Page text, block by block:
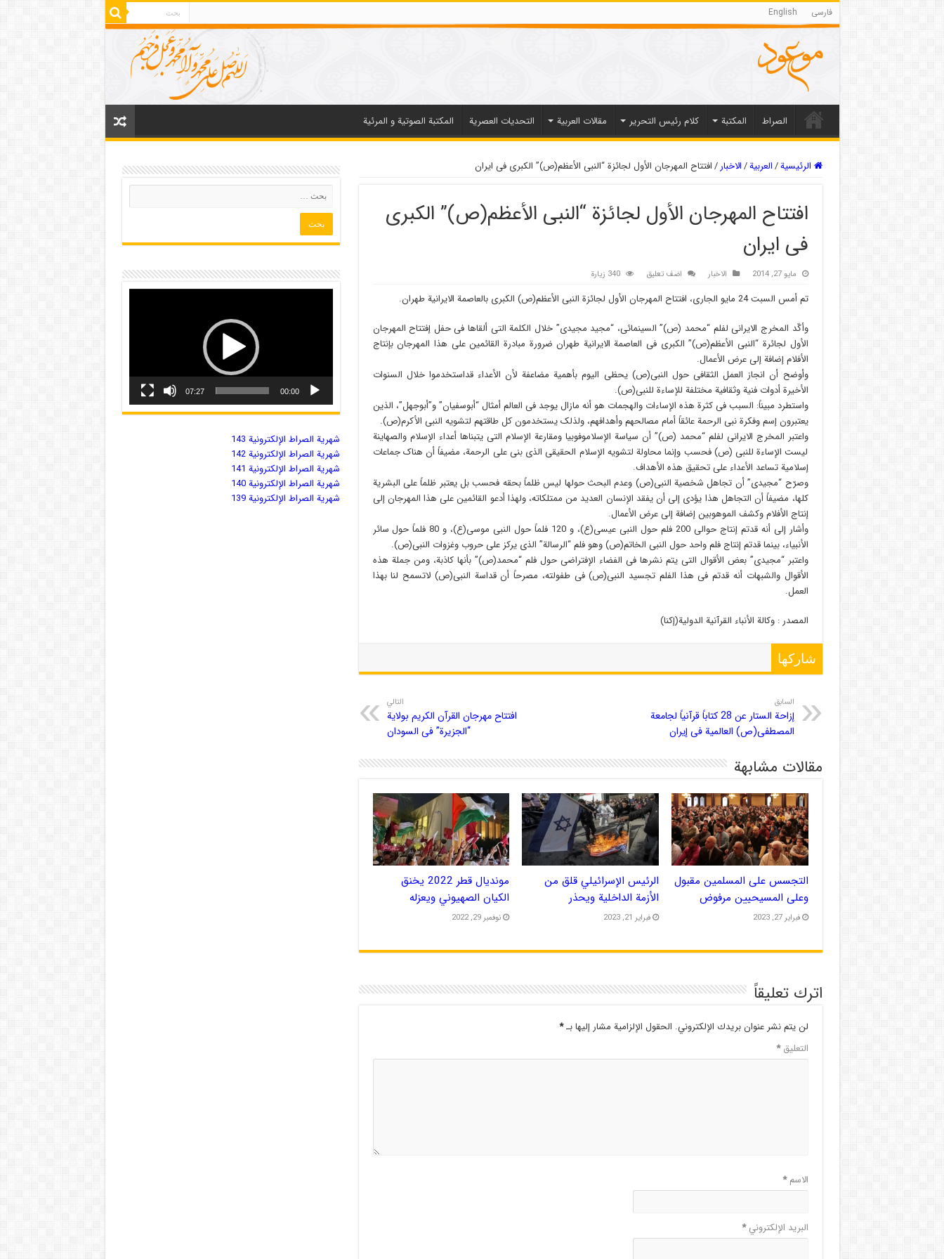
فارسی English
الصراط المکتبة كلام رئيس التحرير مقالات العربیة التحديات العصرية المكتبة الصوتية و المرئية
الرئيسية/العربیة/الاخبار /افتتاح المهرجان الأول لجائزة “النبی الأعظم(ص)” الکبرى فی ایران
افتتاح المهرجان الأول لجائزة “النبی الأعظم(ص)” الکبرى
فی ایران
مايو 27, 2014 الاخبار اضف تعليق 340 زيارة
تم أمس السبت 24 مایو الجاری، افتتاح المهرجان الأول لجائزة النبی الأعظم(ص) الکبرى بالعاصمة الایرانیة طهران.
وأکّد المخرج الایرانی لفلم “محمد (ص)” السینمائی، “مجید مجیدی” خلال الکلمة التی ألقاها فی حفل إفتتاح المهرجان
الأول لجائرة “النبی الأعظم(ص)” الکبرى فی العاصمة الایرانیة طهران ضرورة مبادرة القائمین علی هذا المهرجان بإنتاج
الأفلام إضافة إلی عرض الأعمال.
وأوضح أن انجاز العمل الثقافی حول النبی(ص) یحظی الیوم بأهمیة مضاعفة لأن الأعداء قداستخدموا خلال السنوات
الأخیرة أدوات فنیة وثقافیة مختلفة للإساءة للنبی(ص).
واستطرد مبیناً: السبب فی کثرة هذه الإساءات والهجمات هو أنه مازال یوجد فی العالم أمثال “أبوسفیان” و”أبوجهل”، الذین
یعتبرون إسم وفکرة نبی الرحمة عائقاً أمام مصالحهم وأهدافهم، ولذلک یستخدمون کل طاقتهم لتشویه النبی الأکرم(ص).
واعتبر المخرج الایرانی لفلم “محمد (ص)” أن سیاسة الإسلاموفوبیا ومقارعة الإسلام التی یتبناها أعداء الإسلام والصهاینة
لیست الإساءة للنبی (ص) فحسب وإنما محاولة لتشویه الإسلام الحقیقی الذی بنی علی الرحمة، مضیفاً أن هناک جماعات
إسلامیة تساعد الأعداء علی تحقیق هذه الأهداف.
وصرّح “مجیدی” أن تجاهل شخصیة النبی(ص) وعدم البحث حولها لیس ظلماً بحقه فحسب بل یعتبر ظلماً علی البشریة
کلها، مضیفاً أن التجاهل هذا یؤدی إلی أن یفقد الإنسان العدید من ممتلکاته، ولهذا أدعو القائمین علی هذا المهرجان إلی
إنتاج الأفلام وکشف الموهوبین إضافة إلی عرض الأعمال.
وأشار إلی أنه قدتم إنتاج حوالی 200 فلم حول النبی عیسی(ع)، و 120 فلماً حول النبی موسی(ع)، و 80 فلماً حول سائر
الأنبیاء، بینما قدتم إنتاج فلم واحد حول النبی الخاتم(ص) وهو فلم “الرسالة” الذی یرکز علی حروب وغزوات النبی(ص).
واعتبر “مجیدی” بعض الأقوال التی یتم نشرها فی الفضاء الإفتراضی حول فلم “محمد(ص)” بأنها کاذبة، ومن جملة هذه
الأقوال والشبهات أنه قدتم فی هذا الفلم تجسید النبی(ص) فی طفولته، مصرحاً أن قداسة النبی(ص) لاتسمح لنا بهذا
العمل.
المصدر : وکالة الأنباء القرآنیة الدولیة(إکنا)
شاركها
السابق
إزاحة الستار عن 28 کتاباً قرآنیاً لجامعة
المصطفی(ص) العالمیة فی إیران
التالي
افتتاح مهرجان القرآن الکریم بولایة
“الجزیرة” فی السودان
مقالات مشابهة
التجسس على المسلمين مقبول
وعلى المسيحيين مرفوض
فبراير 27, 2023
الرئيس الإسرائيلي قلق من
الأزمة الداخلية ويحذر
فبراير 21, 2023
مونديال قطر 2022 يخنق
الكيان الصهيوني ويعزله
نوفمبر 29, 2022
اترك تعليقاً
لن يتم نشر عنوان بريدك الإلكتروني. الحقول الإلزامية مشار إليها بـ*
التعليق*
الاسم*
البريد الإلكتروني*
00:00
07:27
شهریة الصراط الإلكترونية 143
شهریة الصراط الإلكترونية 142
شهریة الصراط الإلكترونية 141
شهریة الصراط الإلكترونية 140
شهریة الصراط الإلكترونية 139